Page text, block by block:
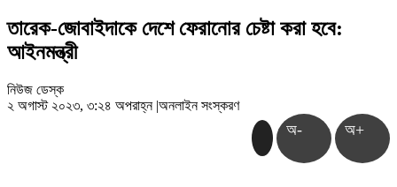
তারেক-জোবাইদাকে দেশে ফেরানোর চেষ্টা করা হবে:
আইনমন্ত্রী
নিউজ ডেস্ক
২ অগাস্ট ২০২৩, ৩:২৪ অপরাহ্ন |অনলাইন সংস্করণ
অ- অ+